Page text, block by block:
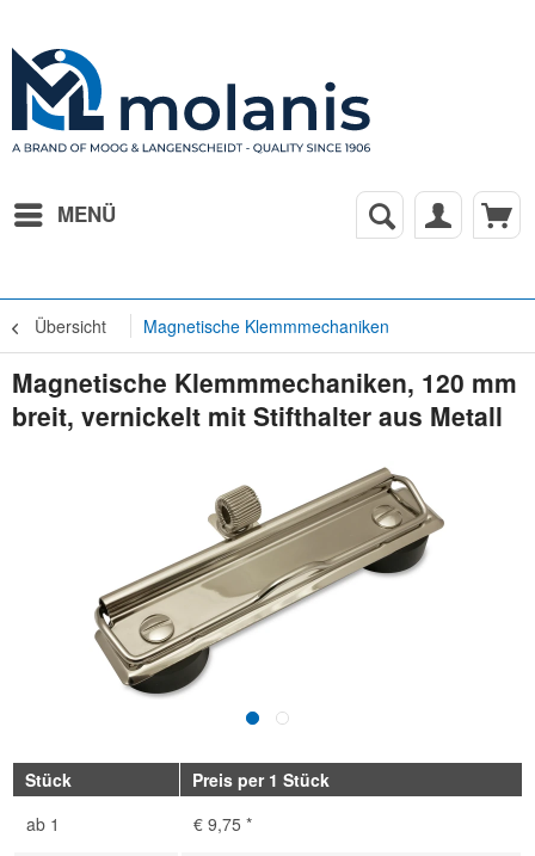
MENÜ
Übersicht Magnetische Klemmmechaniken
Magnetische Klemmmechaniken, 120 mm
breit, vernickelt mit Stifthalter aus Metall
Stück
Preis per 1 Stück
ab 1 € 9,75 *